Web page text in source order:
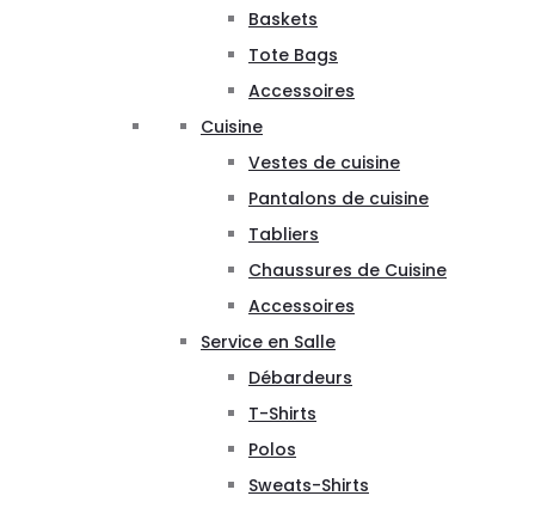
Baskets
Tote Bags
Accessoires
Cuisine
Vestes de cuisine
Pantalons de cuisine
Tabliers
Chaussures de Cuisine
Accessoires
Service en Salle
Débardeurs
T-Shirts
Polos
Sweats-Shirts